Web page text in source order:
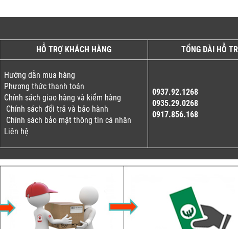
HỖ TRỢ KHÁCH HÀNG TỔNG ĐÀI HỖ
Hướng dẫn mua hàng
Phương thức thanh toán
Chính sách giao hàng và kiểm hàng
Chính sách đổi trả và bảo hành
Chính sách bảo mật thông tin cá nhân
Liên hệ
0937.92.1268
0935.29.0268
0917.856.168